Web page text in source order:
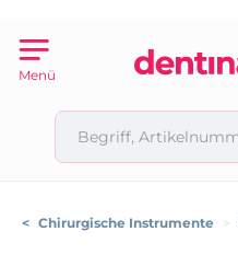
Menü
< Chirurgische Instrumente >